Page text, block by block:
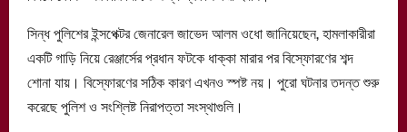
সিন্ধ পুলিশের ইন্সপেক্টর জেনারেল জাভেদ আলম ওধো জানিয়েছেন, হামলাকারীরা
একটি গাড়ি নিয়ে রেঞ্জার্সের প্রধান ফটকে ধাক্কা মারার পর বিস্ফোরণের শব্দ
শোনা যায়। বিস্ফোরণের সঠিক কারণ এখনও স্পষ্ট নয়। পুরো ঘটনার তদন্ত শুরু
করেছে পুলিশ ও সংশ্লিষ্ট নিরাপত্তা সংস্থাগুলি।